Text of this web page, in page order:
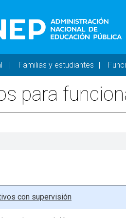
principal -
Familias y estudiantes
para
con supervisión